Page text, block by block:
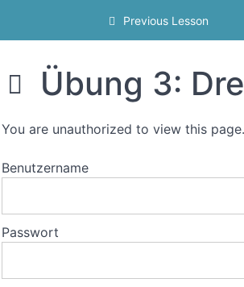
Previous Lesson
Übung 3:
You are unauthorized to view this page.
Benutzername
Passwort